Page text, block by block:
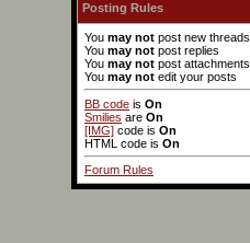
Posting Rules
You may not post new threads
You may not post replies
You may not post attachments
You may not edit your posts
BB code is On
Smilies are On
[IMG] code is On
HTML code is On
Forum Rules